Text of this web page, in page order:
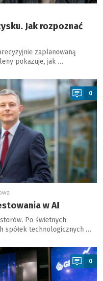
Jak rozpoznać
zaplanowaną
pokazuje, jak …
0
w AI
Po świetnych
spółek technologicznych …
0